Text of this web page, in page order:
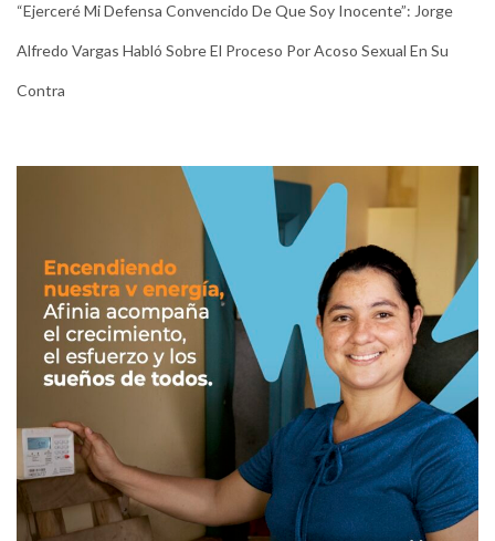
“Ejerceré Mi Defensa Convencido De Que Soy Inocente”: Jorge
Alfredo Vargas Habló Sobre El Proceso Por Acoso Sexual En Su
Contra